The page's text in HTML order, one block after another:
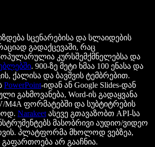
სცენარებისა და სლაიდების
გადაქცევაში, რაც
კურსშემქმნელებსა და
. 900-ზე მეტი ხმაა 100 ენასა და
ქალისა და ბავშვის ტემბრებით.
PowerPoint-იდან ან Google Slides-დან
გახმოვანება, Word-ის გადაყვანა
M4A ფორმატებში და სუბტიტრების
Narakeet ასევე გთავაზობთ API-სა
მასობრივი აუდიო/ვიდეო
პლატფორმა მხოლოდ ვებზეა,
არ გააჩნია.